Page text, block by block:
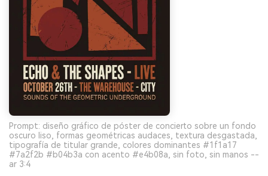
Prompt: diseño gráfico de póster de concierto sobre un fondo
oscuro liso, formas geométricas audaces, textura desgastada,
tipografía de titular grande, colores dominantes #1f1a17
#7a2f2b #b04b3a con acento #e4b08a, sin foto, sin manos --
ar 3:4